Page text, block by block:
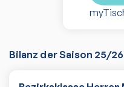
Bilanz der Saison 25/26